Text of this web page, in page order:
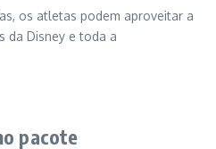
os atletas podem aproveitar a
da Disney e toda a
pacote